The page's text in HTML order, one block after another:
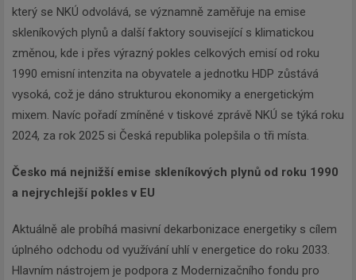
který se NKÚ odvolává, se významně zaměřuje na emise
skleníkových plynů a další faktory související s klimatickou
změnou, kde i přes výrazný pokles celkových emisí od roku
1990 emisní intenzita na obyvatele a jednotku HDP zůstává
vysoká, což je dáno strukturou ekonomiky a energetickým
mixem. Navíc pořadí zmíněné v tiskové zprávě NKÚ se týká roku
2024, za rok 2025 si Česká republika polepšila o tři místa.
Česko má nejnižší emise skleníkových plynů od roku 1990
a nejrychlejší pokles v EU
Aktuálně ale probíhá masivní dekarbonizace energetiky s cílem
úplného odchodu od využívání uhlí v energetice do roku 2033.
Hlavním nástrojem je podpora z Modernizačního fondu pro